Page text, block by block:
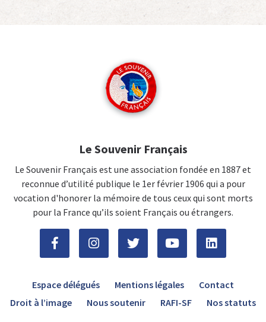
Le Souvenir Français
Le Souvenir Français est une association fondée en 1887 et
reconnue d’utilité publique le 1er février 1906 qui a pour
vocation d'honorer la mémoire de tous ceux qui sont morts
pour la France qu’ils soient Français ou étrangers.
Espace délégués Mentions légales
Contact
Droit à l’image
Nous soutenir RAFI-SF Nos statuts